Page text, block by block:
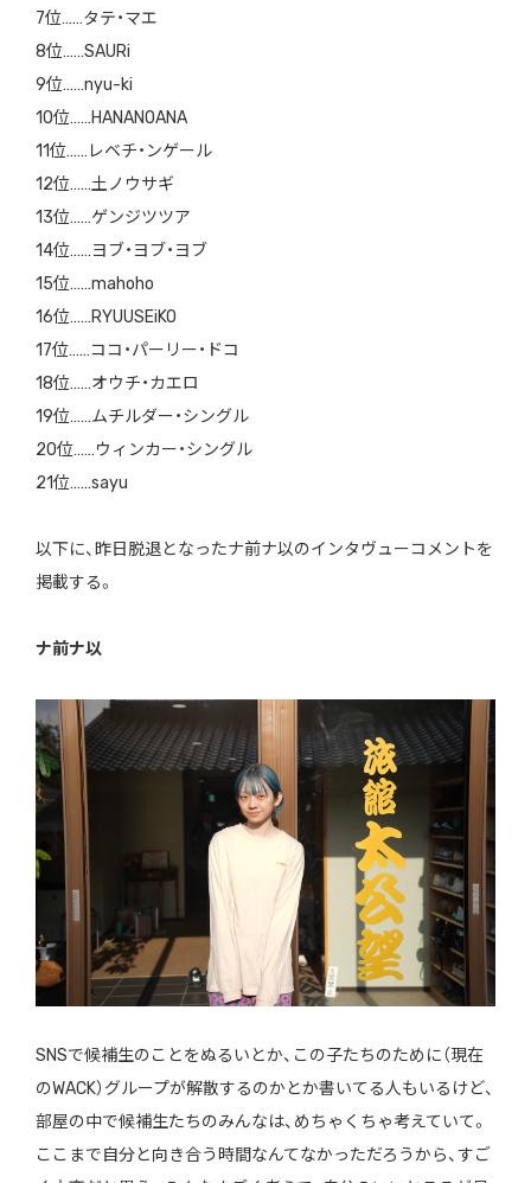
7位……タテ・マエ
8位……SAURi
9位……nyu-ki
10位……HANANOANA
11位……レベチ・ンゲール
12位……土ノウサギ
13位……ゲンジツツア
14位……ヨブ・ヨブ・ヨブ
15位……mahoho
16位……RYUUSEiKO
17位……ココ・パーリー・ドコ
18位……オウチ・カエロ
19位……ムチルダー・シングル
20位……ウィンカー・シングル
21位……sayu
以下に、昨日脱退となったナ前ナ以のインタヴューコメントを
掲載する。
ナ前ナ以
SNSで候補生のことをぬるいとか、この子たちのために（現在
のWACK）グループが解散するのかとか書いてる人もいるけど、
部屋の中で候補生たちのみんなは、めちゃくちゃ考えていて。
ここまで自分と向き合う時間なんてなかっただろうから、すご